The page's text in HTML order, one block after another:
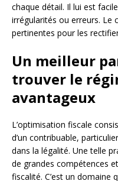
chaque détail. Il lui est
irrégularités ou erreurs. Le
pertinentes pour les
Un meilleur
trouver le
avantageux
L’optimisation fiscale
d’un contribuable,
dans la légalité. Une telle
de grandes compétences
fiscalité. C’est un domaine